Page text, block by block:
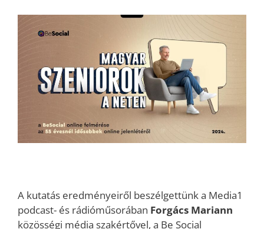
A kutatás eredményeiről beszélgettünk a Media1
podcast- és rádióműsorában Forgács Mariann
közösségi média szakértővel, a Be Social